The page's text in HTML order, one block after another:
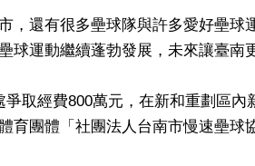
，還有很多壘球隊與許多愛好壘球
球運動繼續蓬勃發展，未來讓臺南
取經費800萬元，在新和重劃區內
育團體「社團法人台南市慢速壘球